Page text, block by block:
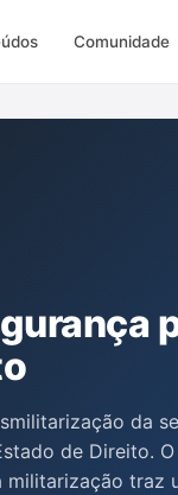
Comunidade
da
de Direito.
traz